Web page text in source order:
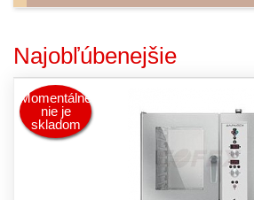
Najobľúbenejšie
Momentálne
nie je
skladom